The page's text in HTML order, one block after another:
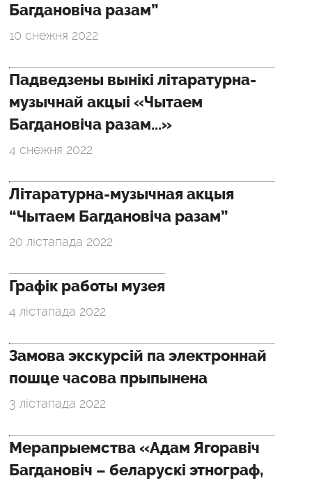
Багдановіча разам”
10 снежня 2022
Падведзены вынікі літаратурна-
музычнай акцыі «Чытаем
Багдановіча разам...»
4 снежня 2022
Літаратурна-музычная акцыя
“Чытаем Багдановіча разам”
20 лістапада 2022
Графік работы музея
4 лістапада 2022
Замова экскурсій па электроннай
пошце часова прыпынена
3 лістапада 2022
Мерапрыемства «Адам Ягоравіч
Багдановіч – беларускі этнограф,